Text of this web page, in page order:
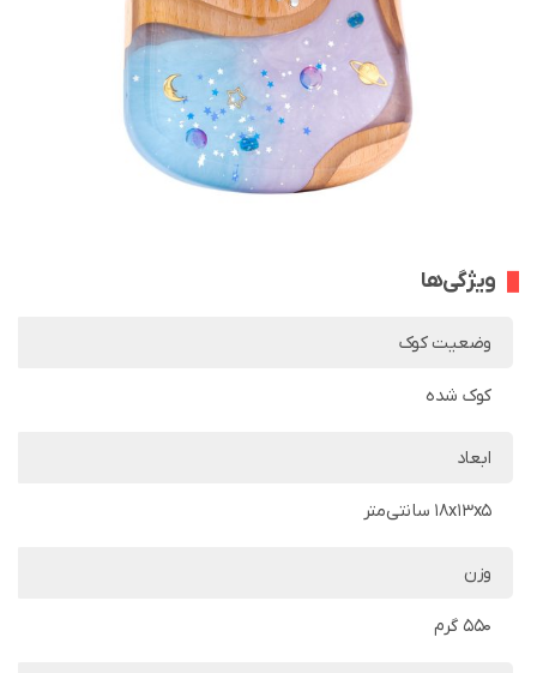
ویژگی‌ها
وضعیت کوک
کوک شده
ابعاد
18x13x5 سانتی‌متر
وزن
550 گرم